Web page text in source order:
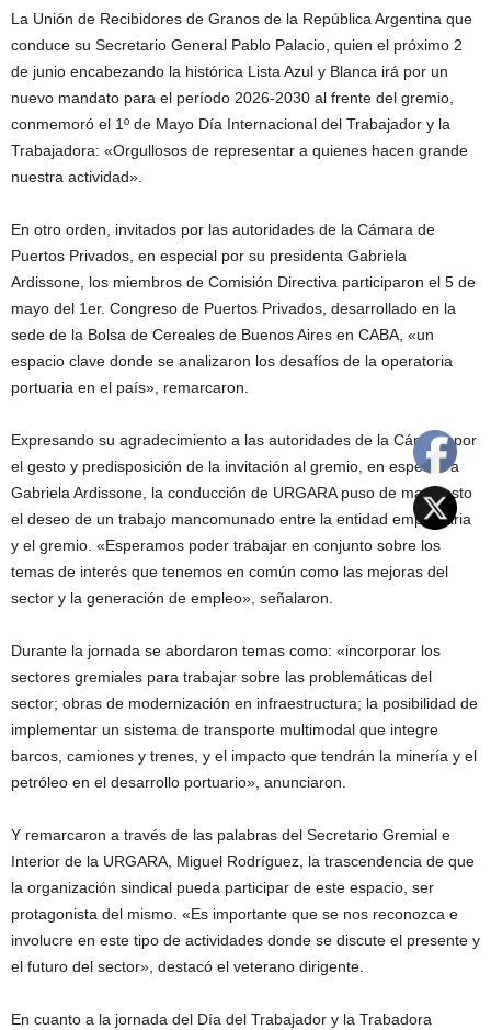
La Unión de Recibidores de Granos de la República Argentina que
conduce su Secretario General Pablo Palacio, quien el próximo 2
de junio encabezando la histórica Lista Azul y Blanca irá por un
nuevo mandato para el período 2026-2030 al frente del gremio,
conmemoró el 1º de Mayo Día Internacional del Trabajador y la
Trabajadora: «Orgullosos de representar a quienes hacen grande
nuestra actividad».
En otro orden, invitados por las autoridades de la Cámara de
Puertos Privados, en especial por su presidenta Gabriela
Ardissone, los miembros de Comisión Directiva participaron el 5 de
mayo del 1er. Congreso de Puertos Privados, desarrollado en la
sede de la Bolsa de Cereales de Buenos Aires en CABA, «un
espacio clave donde se analizaron los desafíos de la operatoria
portuaria en el país», remarcaron.
Expresando su agradecimiento a las autoridades de la Cámara por
el gesto y predisposición de la invitación al gremio, en especial a
Gabriela Ardissone, la conducción de URGARA puso de manifiesto
el deseo de un trabajo mancomunado entre la entidad empresaria
y el gremio. «Esperamos poder trabajar en conjunto sobre los
temas de interés que tenemos en común como las mejoras del
sector y la generación de empleo», señalaron.
Durante la jornada se abordaron temas como: «incorporar los
sectores gremiales para trabajar sobre las problemáticas del
sector; obras de modernización en infraestructura; la posibilidad de
implementar un sistema de transporte multimodal que integre
barcos, camiones y trenes, y el impacto que tendrán la minería y el
petróleo en el desarrollo portuario», anunciaron.
Y remarcaron a través de las palabras del Secretario Gremial e
Interior de la URGARA, Miguel Rodríguez, la trascendencia de que
la organización sindical pueda participar de este espacio, ser
protagonista del mismo. «Es importante que se nos reconozca e
involucre en este tipo de actividades donde se discute el presente y
el futuro del sector», destacó el veterano dirigente.
En cuanto a la jornada del Día del Trabajador y la Trabadora